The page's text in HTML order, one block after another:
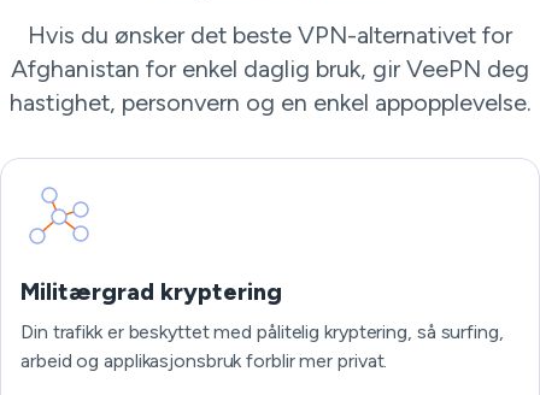
Hvis du ønsker det beste VPN-alternativet for
Afghanistan for enkel daglig bruk, gir VeePN deg
hastighet, personvern og en enkel appopplevelse.
Militærgrad kryptering
Din trafikk er beskyttet med pålitelig kryptering, så surfing,
arbeid og applikasjonsbruk forblir mer privat.